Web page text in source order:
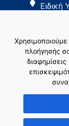
Ειδική
πλοήγησής